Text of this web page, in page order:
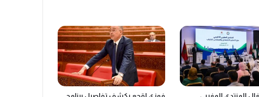
ب
ي
ع
ا
ت
ا
ل